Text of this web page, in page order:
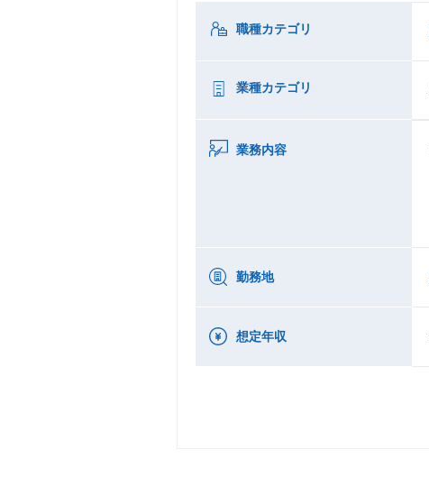
職種カテゴリ
業種カテゴリ
業務内容
勤務地
想定年収